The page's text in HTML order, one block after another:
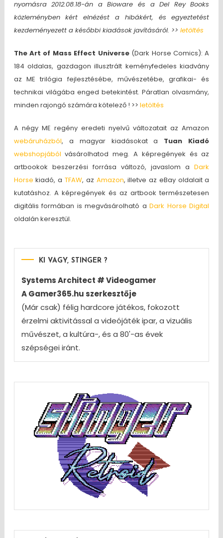
nyomásra 2012.08.18-án a Bioware és a Del Rey Books
közleményben kért elnézést a hibákért, és egyeztetést
kezdeményezett a későbbi kiadások javításáról. >> letöltés
The Art of Mass Effect Universe(Dark Horse Comics): A
184 oldalas, gazdagon illusztrált keményfedeles kiadvány
az ME trilógia fejlesztésébe, művészetébe, grafikai- és
technikai világába enged betekintést. Páratlan olvasmány,
minden rajongó számára kötelező ! >> letöltés
A négy ME regény eredeti nyelvű változatait az Amazon
webáruházból, a magyar kiadásokat a Tuan Kiadó
webshopjából vásárolhatod meg. A képregények és az
artbookok beszerzési forrása változó, javaslom aDark
Horsekiadó, a TFAW, az Amazon, illetve az eBay oldalait a
kutatáshoz. A képregények és az artbook természetesen
digitális formában is megvásárolható aDark Horse Digital
oldalán keresztül.
KI VAGY, STINGER ?
Systems Architect # Videogamer
A Gamer365.hu szerkesztője
(Már csak) félig hardcore játékos, fokozott
érzelmi aktivitással a videójáték ipar, a vizuális
művészet, a kultúra-, és a 80'-as évek
szépségei iránt.